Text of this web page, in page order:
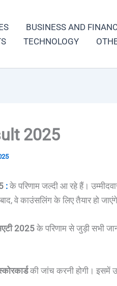
BUSINESS AND
TECHNOLOGY
2025
:के परिणाम जल्दी आ रहे हैं।
वे काउंसलिंग के लिए तैयार हो
2025के परिणाम से जुड़ी सभी
की जांच करनी होगी। इसमें